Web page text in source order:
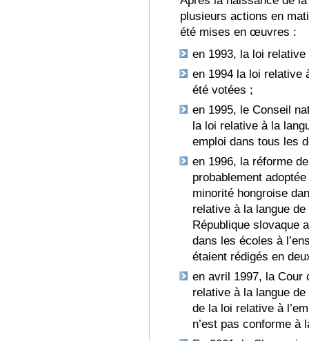
plusieurs actions en
été mises en œuvres :
en 1993, la loi
en 1994 la loi relative
été votées ;
en 1995, le Conseil
la loi relative à la
emploi dans tous les
en 1996, la réforme
probablement
minorité hongroise
relative à la langue
République slovaque
dans les écoles à
étaient rédigés en
en avril 1997, la Cour
relative à la langue de
de la loi relative à
n’est pas conforme à